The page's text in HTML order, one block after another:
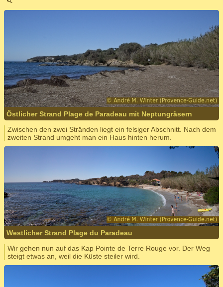
Östlicher Strand Plage de Paradeau mit Neptungräsern
Zwischen den zwei Stränden liegt ein felsiger Abschnitt. Nach dem
zweiten Strand umgeht man ein Haus hinten herum.
Westlicher Strand Plage du Paradeau
Wir gehen nun auf das Kap Pointe de Terre Rouge vor. Der Weg
steigt etwas an, weil die Küste steiler wird.